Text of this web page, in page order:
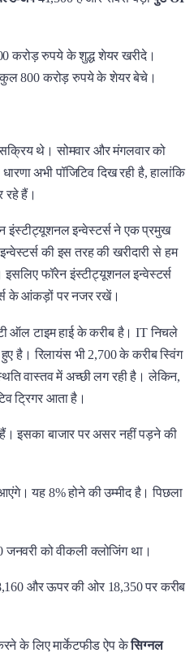
करोड़ रुपये के शुद्ध शेयर खरीदे।
800 करोड़ रुपये के शेयर बेचे।
सक्रिय थे। सोमवार और मंगलवार को
अभी पॉजिटिव दिख रही है, हालांकि
रहे हैं।
इंस्टीट्यूशनल इन्वेस्टर्स ने एक प्रमुख
की इस तरह की खरीदारी से हम
फॉरेन इंस्टीट्यूशनल इन्वेस्टर्स
के आंकड़ों पर नजर रखें।
ऑल टाइम हाई के करीब है। IT निचले
है। रिलायंस भी 2,700 के करीब स्विंग
वास्तव में अच्छी लग रही है। लेकिन,
ट्रिगर आता है।
इसका बाजार पर असर नहीं पड़ने की
यह 8% होने की उम्मीद है। पिछला
जनवरी को वीकली क्लोजिंग था।
और ऊपर की ओर 18,350 पर करीब
के लिए मार्केटफीड ऐप केसिग्नल